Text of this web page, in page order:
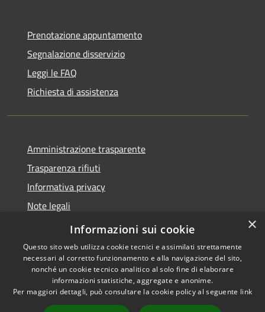
Prenotazione appuntamento
Segnalazione disservizio
Leggi le FAQ
Richiesta di assistenza
Amministrazione trasparente
Trasparenza rifiuti
Informativa privacy
Note legali
Dichiarazione di accessibilità
Accessibilità
Copyright © 2026 • Città di
Messina • Powered by
×
Informazioni sui cookie
Questo sito web utilizza cookie tecnici e assimilati strettamente
necessari al corretto funzionamento e alla navigazione del sito,
nonché un cookie tecnico analitico al solo fine di elaborare
informazioni statistiche, aggregate e anonime.
Per maggiori dettagli, può consultare la cookie policy al seguente link